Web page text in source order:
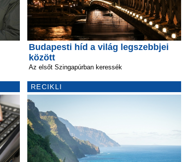
Budapesti híd a világ legszebbjei
között
Az elsőt Szingapúrban keressék
RECIKLI